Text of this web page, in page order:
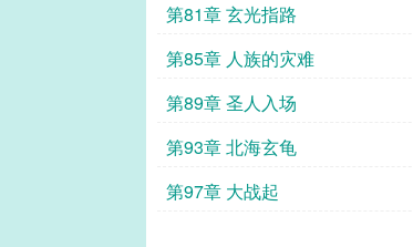
第81章 玄光指路
第85章 人族的灾难
第89章 圣人入场
第93章 北海玄龟
第97章 大战起